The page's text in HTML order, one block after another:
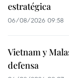
estratégica
06/08/2026 09:58
Vietnam y
defensa